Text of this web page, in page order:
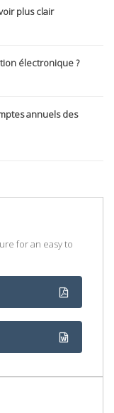
plus clair
électronique ?
annuels des
for an easy to